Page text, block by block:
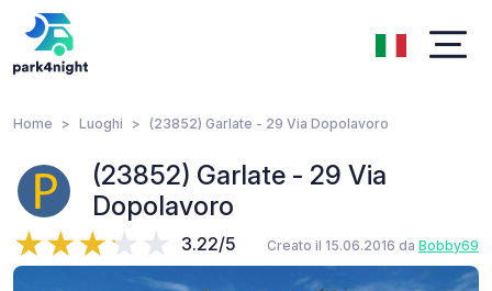
Home Luoghi (23852) Garlate - 29 Via Dopolavoro
(23852) Garlate - 29 Via
Dopolavoro
3.22/5 Creato il 15.06.2016 da Bobby69